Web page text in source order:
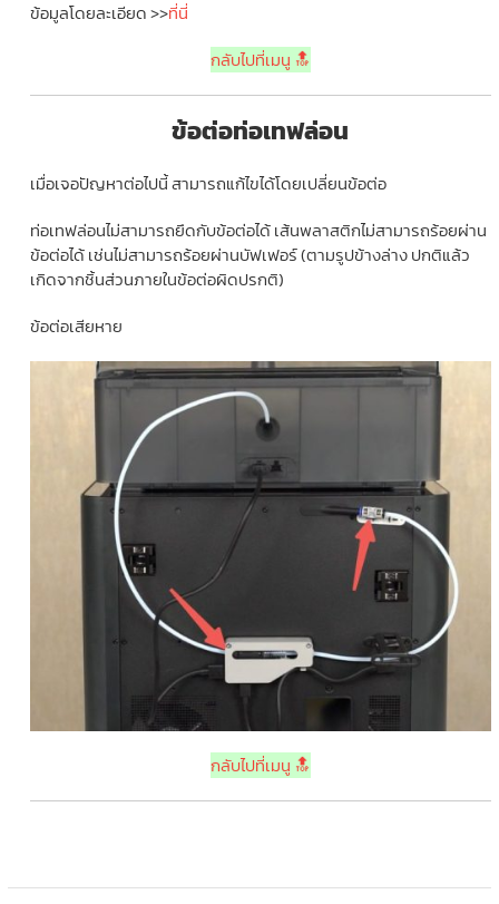
ข้อมูลโดยละเอียด >>ที่นี่
กลับไปที่เมนู 🔝
ข้อต่อท่อเทฟล่อน
เมื่อเจอปัญหาต่อไปนี้ สามารถแก้ไขได้โดยเปลี่ยนข้อต่อ
ท่อเทฟล่อนไม่สามารถยึดกับข้อต่อได้ เส้นพลาสติกไม่สามารถร้อยผ่าน
ข้อต่อได้ เช่นไม่สามารถร้อยผ่านบัฟเฟอร์ (ตามรูปข้างล่าง ปกติแล้ว
เกิดจากชิ้นส่วนภายในข้อต่อผิดปรกติ)
ข้อต่อเสียหาย
กลับไปที่เมนู 🔝